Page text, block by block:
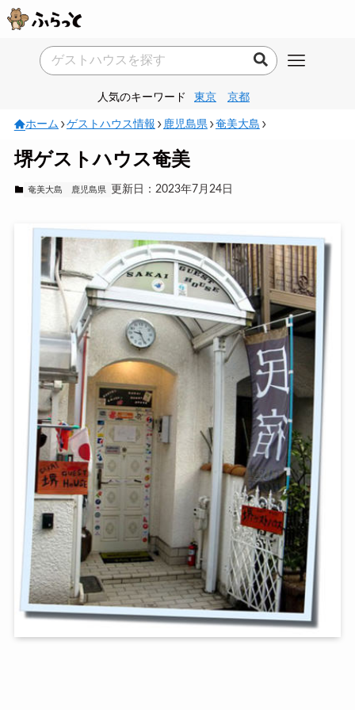
人気のキーワード 東京 京都
ホーム ゲストハウス情報 鹿児島県 奄美大島
堺ゲストハウス奄美
奄美大島 鹿児島県 更新日：2023年7月24日